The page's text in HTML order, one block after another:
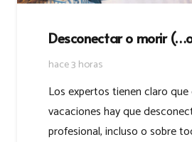
Desconectar o morir
hace 3 horas
Los expertos tienen claro
vacaciones hay que
profesional, incluso o sobre